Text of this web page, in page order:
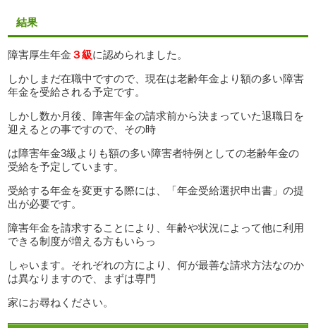
結果
障害厚生年金 ３級に認められました。
しかしまだ在職中ですので、現在は老齢年金より額の多い障害
年金を受給される予定です。
しかし数か月後、障害年金の請求前から決まっていた退職日を
迎えるとの事ですので、その時
は障害年金3級よりも額の多い障害者特例としての老齢年金の
受給を予定しています。
受給する年金を変更する際には、「年金受給選択申出書」の提
出が必要です。
障害年金を請求することにより、年齢や状況によって他に利用
できる制度が増える方もいらっ
しゃいます。それぞれの方により、何が最善な請求方法なのか
は異なりますので、まずは専門
家にお尋ねください。